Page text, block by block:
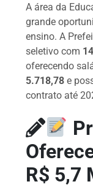
at
s
A
p
p
c
e
b
o
o
A área da
grande
ensino. A
seletivo com
oferecendo
5.718,78 e
contrato até
R$ 5,7